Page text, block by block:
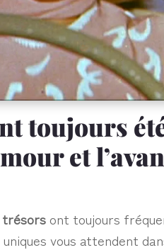
toujours
et
trésors ont toujours
vous attendent